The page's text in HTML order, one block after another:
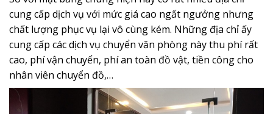
cung cấp dịch vụ với mức giá cao ngất ngưởng nhưng
chất lượng phục vụ lại vô cùng kém. Những địa chỉ ấy
cung cấp các dịch vụ chuyển văn phòng này thu phí rất
cao, phí vận chuyển, phí an toàn đồ vật, tiền công cho
nhân viên chuyển đồ,…